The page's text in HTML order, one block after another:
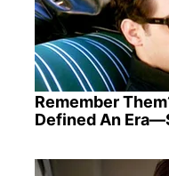
Remember
Defined An